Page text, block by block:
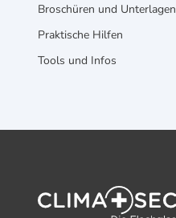
Broschüren und Unterlagen
Praktische Hilfen
Tools und Infos